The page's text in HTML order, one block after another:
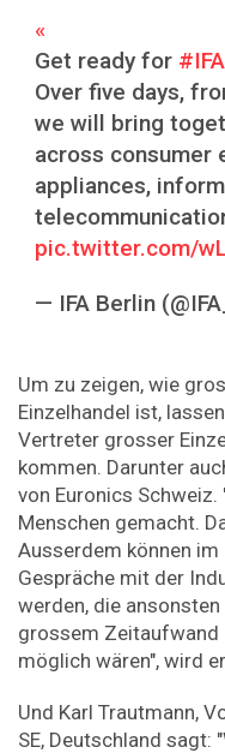
Get ready for
Over five days,
we will bring
across consumer
appliances,
pic.twitter.com/
— IFA Berlin
Um zu zeigen, wie
Einzelhandel ist,
Vertreter grosser
kommen. Darunter
von Euronics
Menschen gemacht.
Ausserdem können
Gespräche mit der
werden, die
grossem Zeitaufwand
möglich wären", wird
Und Karl Trautmann,
SE, Deutschland sagt: